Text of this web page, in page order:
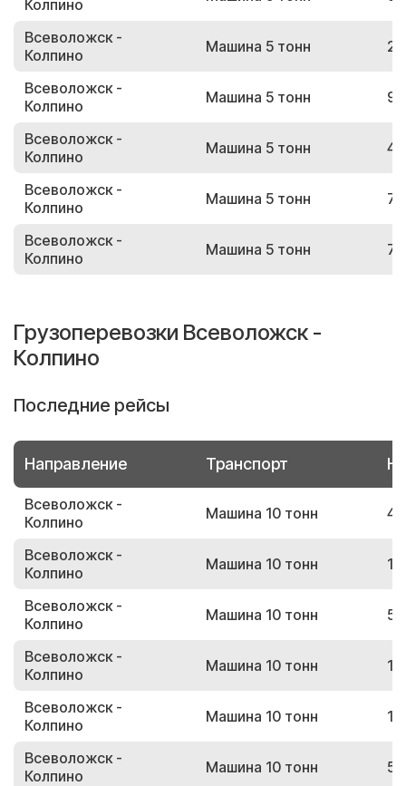
Колпино
Всеволожск -
Колпино
Машина 5 тонн
Всеволожск -
Колпино
Машина 5 тонн
Всеволожск -
Колпино
Машина 5 тонн
Всеволожск -
Колпино
Машина 5 тонн
Всеволожск -
Колпино
Машина 5 тонн
Грузоперевозки Всеволожск -
Колпино
Последние рейсы
Направление Транспорт
Всеволожск -
Колпино
Машина 10 тонн
Всеволожск -
Колпино
Машина 10 тонн
Всеволожск -
Колпино
Машина 10 тонн
Всеволожск -
Колпино
Машина 10 тонн
Всеволожск -
Колпино
Машина 10 тонн
Всеволожск -
Колпино
Машина 10 тонн